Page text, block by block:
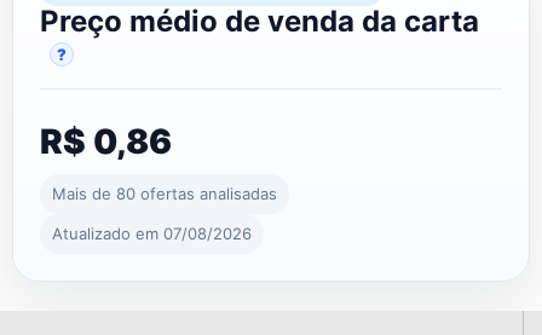
Preço médio de venda da carta
?
R$ 0,86
Mais de 80 ofertas analisadas
Atualizado em 07/08/2026